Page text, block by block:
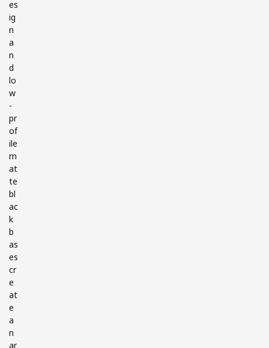
es
ig
n
a
n
d
lo
w
-
pr
of
ile
m
at
te
bl
ac
k
b
as
es
cr
e
at
e
a
n